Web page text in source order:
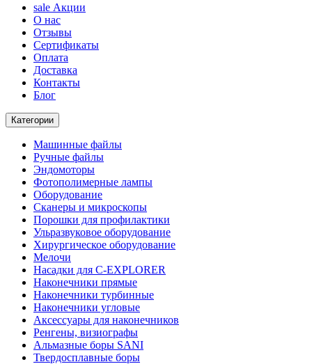
sale Акции
О нас
Отзывы
Сертификаты
Оплата
Доставка
Контакты
Блог
Категории
Машинные файлы
Ручные файлы
Эндомоторы
Фотополимерные лампы
Оборудование
Сканеры и микроскопы
Порошки для профилактики
Ульразвуковое оборудование
Хирургическое оборудование
Мелочи
Насадки для C-EXPLORER
Наконечники прямые
Наконечники турбинные
Наконечники угловые
Аксессуары для наконечников
Ренгены, визиографы
Альмазные боры SANI
Твердосплавные боры